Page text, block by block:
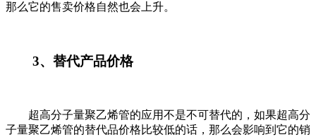
那么它的售卖价格自然也会上升。
3、替代产品价格
超高分子量聚乙烯管的应用不是不可替代的，如果超高分
子量聚乙烯管的替代品价格比较低的话，那么会影响到它的销